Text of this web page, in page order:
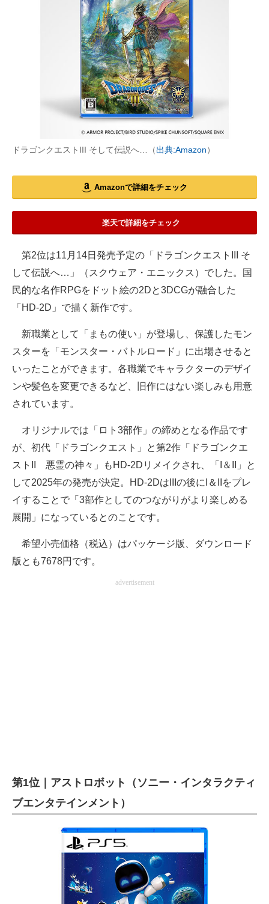
ドラゴンクエストIII そして伝説へ…（出典:Amazon）
Amazonで詳細をチェック
楽天で詳細をチェック
第2位は11月14日発売予定の「ドラゴンクエストIII そ
して伝説へ…」（スクウェア・エニックス）でした。国
民的な名作RPGをドット絵の2Dと3DCGが融合した
「HD-2D」で描く新作です。
新職業として「まもの使い」が登場し、保護したモン
スターを「モンスター・バトルロード」に出場させると
いったことができます。各職業でキャラクターのデザイ
ンや髪色を変更できるなど、旧作にはない楽しみも用意
されています。
オリジナルでは「ロト3部作」の締めとなる作品です
が、初代「ドラゴンクエスト」と第2作「ドラゴンクエ
ストII 悪霊の神々」もHD-2Dリメイクされ、「I＆II」と
して2025年の発売が決定。HD-2DはIIIの後にI＆IIをプレ
イすることで「3部作としてのつながりがより楽しめる
展開」になっているとのことです。
希望小売価格（税込）はパッケージ版、ダウンロード
版とも7678円です。
advertisement
第1位｜アストロボット（ソニー・インタラクティ
ブエンタテインメント）